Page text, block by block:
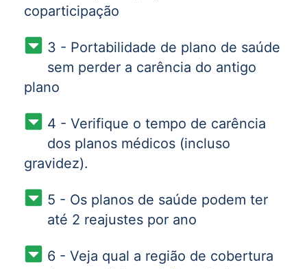
coparticipação
3 - Portabilidade de plano de saúde
sem perder a carência do antigo
plano
4 - Verifique o tempo de carência
dos planos médicos (incluso
gravidez).
5 - Os planos de saúde podem ter
até 2 reajustes por ano
6 - Veja qual a região de cobertura